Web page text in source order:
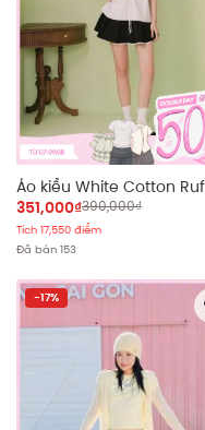
Áo kiểu White Cotton
Tie Front Top
351,000₫390,000₫
Tích 17,550 điểm
Đã bán 153
-17%